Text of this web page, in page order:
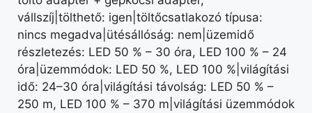
vállszíj|tölthető: igen|töltőcsatlakozó típusa:
nincs megadva|ütésállóság: nem|üzemidő
részletezés: LED 50 % – 30 óra, LED 100 % – 24
óra|üzemmódok: LED 50 %, LED 100 %|világítási
idő: 24–30 óra|világítási távolság: LED 50 % –
250 m, LED 100 % – 370 m|világítási üzemmódok